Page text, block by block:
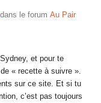
dans le forum Au Pair
et pour te
« recette à suivre ».
sur ce site. Et si tu
c’est pas toujours